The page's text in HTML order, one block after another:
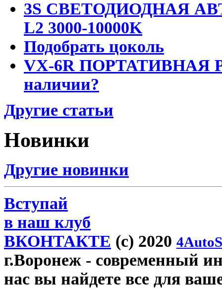
3S СВЕТОДИОДНАЯ
L2 3000-10000K
Подобрать цоколь
VX-6R ПОРТАТИВНАЯ
наличии?
Другие статьи
Новинки
Другие новинки
Вступай
в наш клуб
ВКОНТАКТЕ (c) 2020
г.Воронеж - современный
нас вы найдете все для